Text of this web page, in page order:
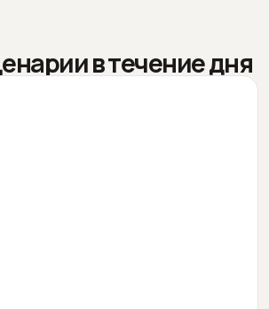
в течение дня